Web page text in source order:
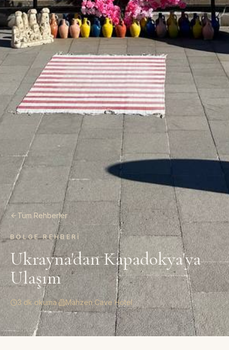
Tüm Rehberler
BÖLGE REHBERI
Ukrayna'dan Kapadokya'ya
Ulaşım
3 dk okuma· Mahzen Cave Hotel